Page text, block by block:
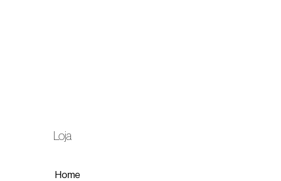
Loja
Home